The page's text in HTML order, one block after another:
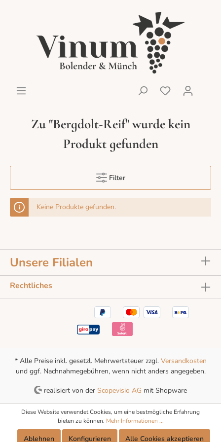
Zu "Bergdolt-Reif" wurde kein
Produkt gefunden
Filter
Keine Produkte gefunden.
Unsere Filialen
Rechtliches
* Alle Preise inkl. gesetzl. Mehrwertsteuer zzgl. Versandkosten
und ggf. Nachnahmegebühren, wenn nicht anders angegeben.
realisiert von derScopevisio AG mit Shopware
Diese Website verwendet Cookies, um eine bestmögliche Erfahrung
bieten zu können. Mehr Informationen ...
Ablehnen Konfigurieren Alle Cookies akzeptieren